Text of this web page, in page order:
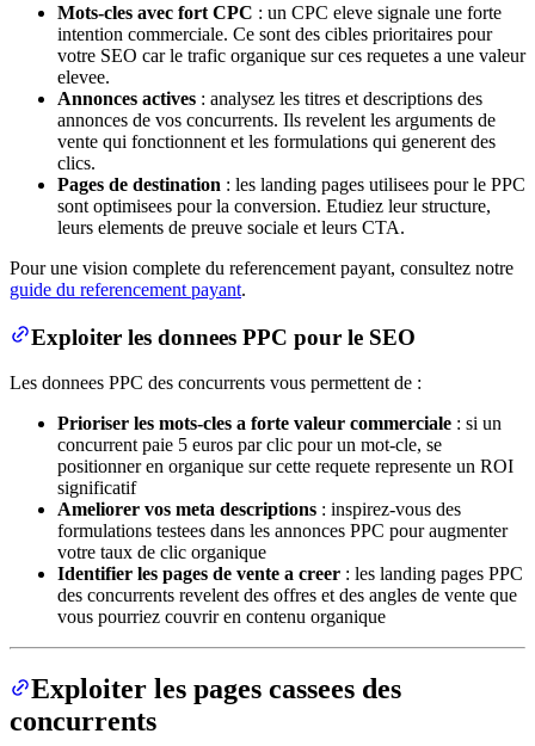
Mots-cles avec fort CPC : un CPC eleve signale une forte
intention commerciale. Ce sont des cibles prioritaires pour
votre SEO car le trafic organique sur ces requetes a une valeur
elevee.
Annonces actives : analysez les titres et descriptions des
annonces de vos concurrents. Ils revelent les arguments de
vente qui fonctionnent et les formulations qui generent des
clics.
Pages de destination : les landing pages utilisees pour le PPC
sont optimisees pour la conversion. Etudiez leur structure,
leurs elements de preuve sociale et leurs CTA.
Pour une vision complete du referencement payant, consultez notre
guide du referencement payant.
Exploiter les donnees PPC pour le SEO
Les donnees PPC des concurrents vous permettent de :
Prioriser les mots-cles a forte valeur commerciale : si un
concurrent paie 5 euros par clic pour un mot-cle, se
positionner en organique sur cette requete represente un ROI
significatif
Ameliorer vos meta descriptions : inspirez-vous des
formulations testees dans les annonces PPC pour augmenter
votre taux de clic organique
Identifier les pages de vente a creer : les landing pages PPC
des concurrents revelent des offres et des angles de vente que
vous pourriez couvrir en contenu organique
Exploiter les pages cassees des
concurrents